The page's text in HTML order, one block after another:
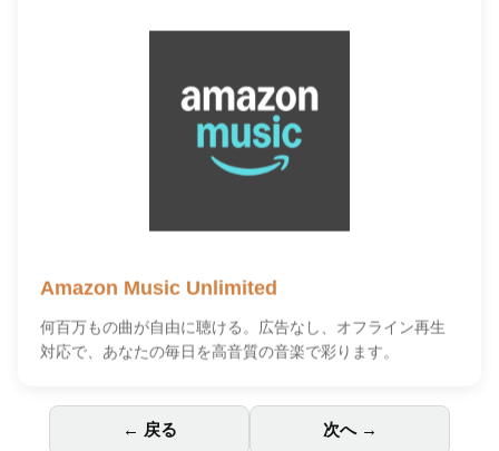
Amazon Music Unlimited
何百万もの曲が自由に聴ける。広告なし、オフライン再生
対応で、あなたの毎日を高音質の音楽で彩ります。
← 戻る 次へ →